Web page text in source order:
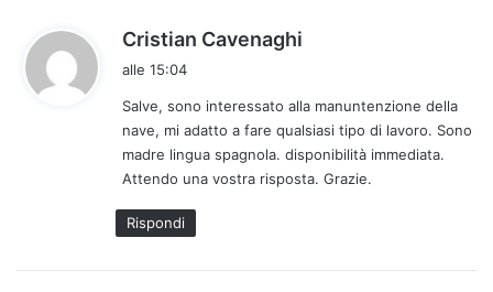
Cristian Cavenaghi
e
t
t
o
alle 15:04
Salve, sono interessato alla manuntenzione della
nave, mi adatto a fare qualsiasi tipo di lavoro. Sono
madre lingua spagnola. disponibilità immediata.
Attendo una vostra risposta. Grazie.
Rispondi